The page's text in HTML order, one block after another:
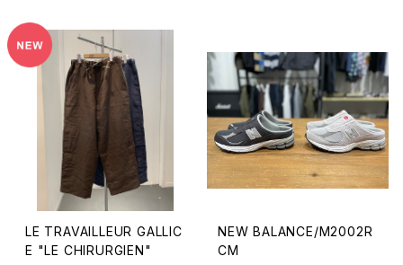
LE TRAVAILLEUR GALLIC
E "LE CHIRURGIEN"
NEW BALANCE/M2002R
CM